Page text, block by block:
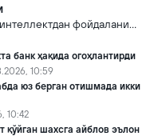
фойдаланиб
умид уйғотиш
фойдаланиш борасидаги
банк ҳақида огоҳлантирди
10:59
юз берган отишмада икки
10:42
қўйган шахсга айблов эълон